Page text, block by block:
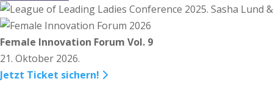
Female Innovation Forum Vol. 9
21. Oktober 2026.
Jetzt Ticket sichern!